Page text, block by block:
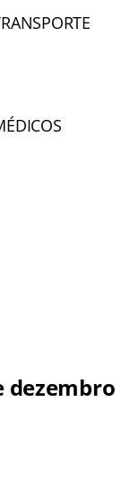
dezembro